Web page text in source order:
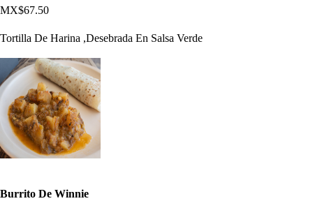
MX$67.50
Tortilla De Harina ,Desebrada En Salsa Verde
Burrito De Winnie